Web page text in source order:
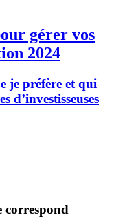
gérer vos
2024
je préfère et qui
d’investisseuses
correspond